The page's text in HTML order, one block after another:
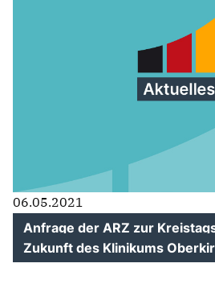
06.05.2021
Anfrage der ARZ zur
Zukunft des Klinikums